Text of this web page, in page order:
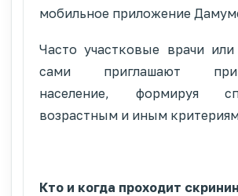
мобильное приложение
Часто участковые врачи
сами приглашают
население, формируя
возрастным и иным
Кто и когда проходит